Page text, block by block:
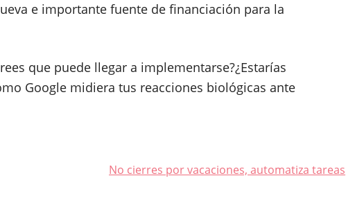
e importante fuente de financiación para la
que puede llegar a implementarse?¿Estarías
Google midiera tus reacciones biológicas ante
No cierres por vacaciones, automatiza tareas